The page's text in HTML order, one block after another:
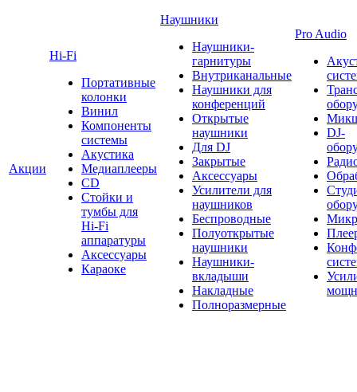
Акции
Hi-Fi
Портативные
колонки
Винил
Компоненты
системы
Акустика
Медиаплееры
CD
Стойки и
тумбы для
Hi-Fi
аппаратуры
Аксессуары
Караоке
Наушники
Наушники-
гарнитуры
Внутриканальные
Наушники для
конференций
Открытые
наушники
Для DJ
Закрытые
Аксессуары
Усилители для
наушников
Беспроводные
Полуоткрытые
наушники
Наушники-
вкладыши
Накладные
Полноразмерные
Pro Audio
DJ-